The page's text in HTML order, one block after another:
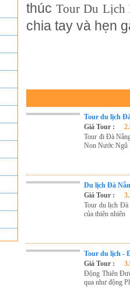
thúcTour Du Lịch
chia tay và hẹn
Tour du lịch
Giá Tour :
Tour đi Đà
Non Nước Ngũ
Du lịch Đà
Giá Tour :
Tour du lịch Đà
của thiên nhiên
Tour du lịch -
Giá Tour :
Động Thiên
qua như động